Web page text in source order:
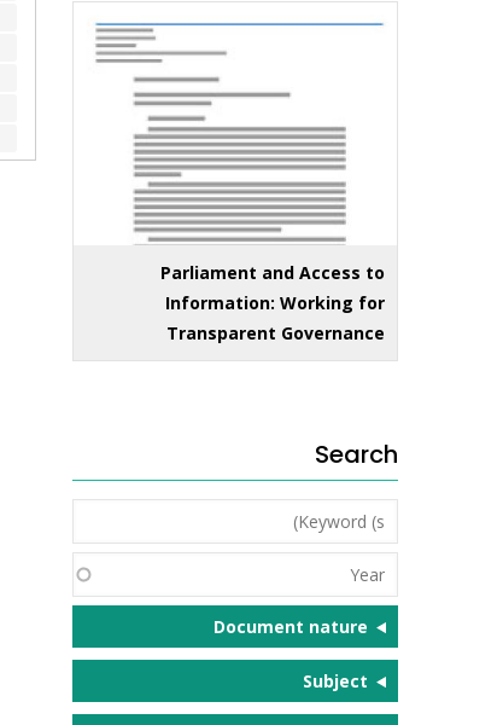
Parliament and Access to
Information: Working for
Transparent Governance
Search
Keyword
(s)
Year
Document nature
Subject